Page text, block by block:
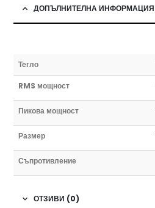
ДОПЪЛНИТЕЛНА ИНФОРМАЦИЯ
Тегло
RMS мощност
Пикова мощност
Размер
Съпротивление
ОТЗИВИ (0)